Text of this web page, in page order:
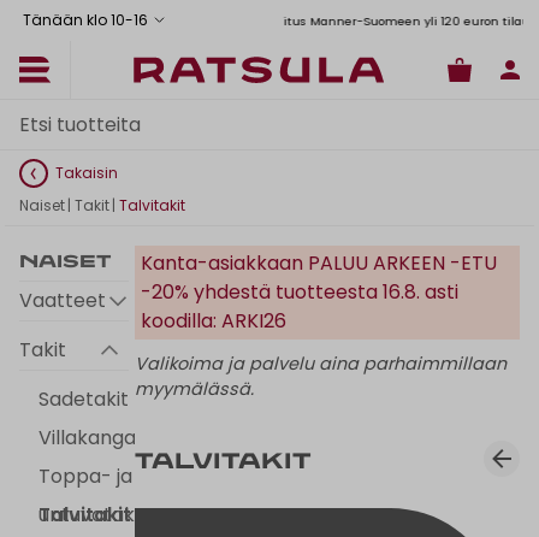
Tänään klo 10-16
Toimituskulut alk. 6,90€
Ilmainen toimitus Manner-Suomeen yli 120 euron tilauksiin
Takaisin
Naiset| Takit| Talvitakit
Naiset
Vaatteet
Takit
Sadetakit
Villakangastakit
Toppa- ja
untuvatakit
Talvitakit
Kanta-asiakkaan PALUU ARKEEN -ETU
-20% yhdestä tuotteesta 16.8. asti
koodilla: ARKI26
Valikoima ja palvelu aina parhaimmillaan
myymälässä.
Talvitakit